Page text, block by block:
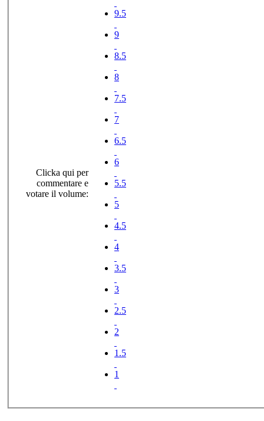
Clicka qui per
commentare e
votare il volume:
9.5
9
8.5
8
7.5
7
6.5
6
5.5
5
4.5
4
3.5
3
2.5
2
1.5
1